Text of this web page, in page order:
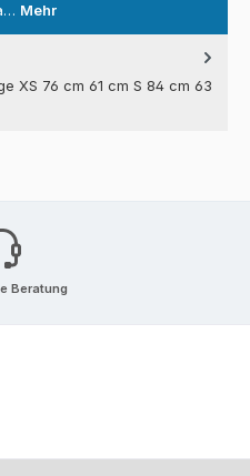
Mehr
XS 76 cm 61 cm S 84 cm 63
Beratung